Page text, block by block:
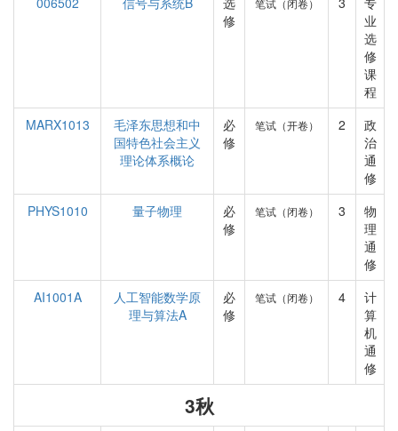
修
笔试（闭卷）
业
选
修
课
程
MARX1013
毛泽东思想和中
国特色社会主义
理论体系概论
必
修
笔试（开卷） 2
政
治
通
修
PHYS1010
量子物理
必
修
笔试（闭卷） 3
物
理
通
修
AI1001A
人工智能数学原
理与算法A
必
修
笔试（闭卷） 4
计
算
机
通
修
3秋